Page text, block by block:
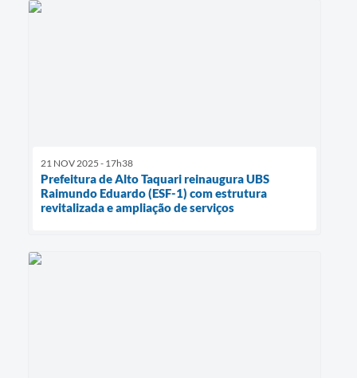
21 NOV 2025 - 17h38
Prefeitura de Alto Taquari reinaugura UBS
Raimundo Eduardo (ESF-1) com estrutura
revitalizada e ampliação de serviços